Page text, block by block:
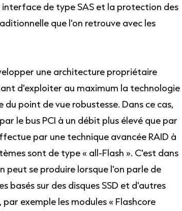
interface de type SAS et la protection des
que l'on retrouve avec les
une architecture propriétaire
d'exploiter au maximum la technologie
point de vue robustesse. Dans ce cas,
le bus PCI à un débit plus élevé que par
par une technique avancée RAID à
sont de type « all-Flash ». C'est dans
se produire lorsque l'on parle de
basés sur des disques SSD et d'autres
exemple les modules « Flashcore